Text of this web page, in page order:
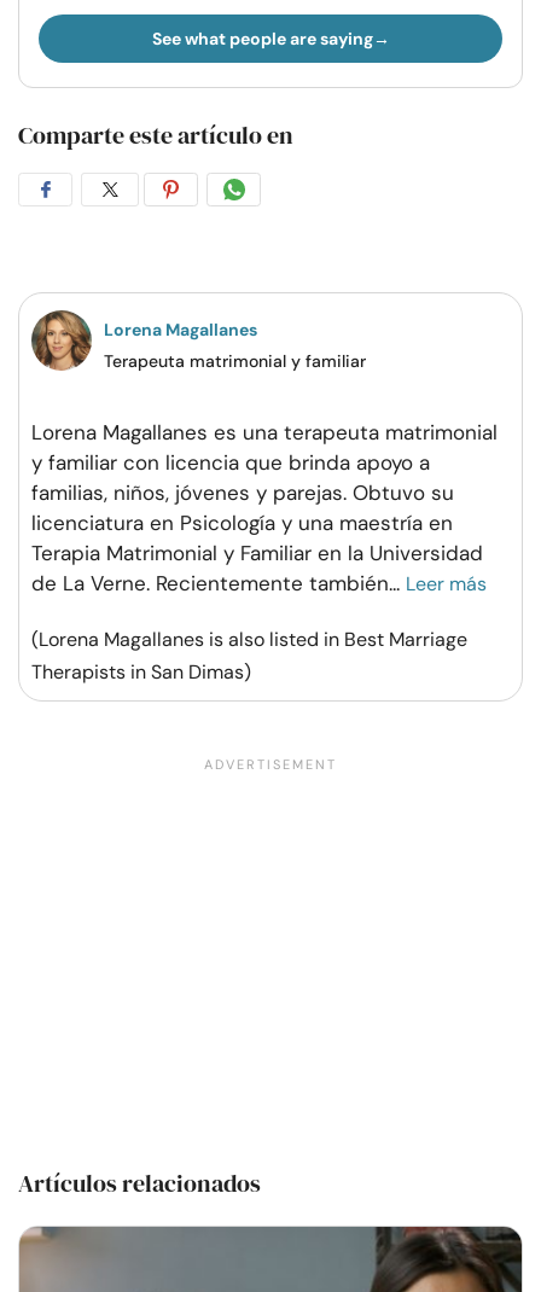
See what people are saying
Comparte este artículo en
CompartirCompartirCompartirCompartir
Lorena Magallanes
Terapeuta matrimonial y familiar
Lorena Magallanes es una terapeuta matrimonial
y familiar con licencia que brinda apoyo a
familias, niños, jóvenes y parejas. Obtuvo su
licenciatura en Psicología y una maestría en
Terapia Matrimonial y Familiar en la Universidad
de La Verne. Recientemente también... Leer más
(Lorena Magallanes is also listed in Best Marriage
Therapists in San Dimas)
Artículos relacionados